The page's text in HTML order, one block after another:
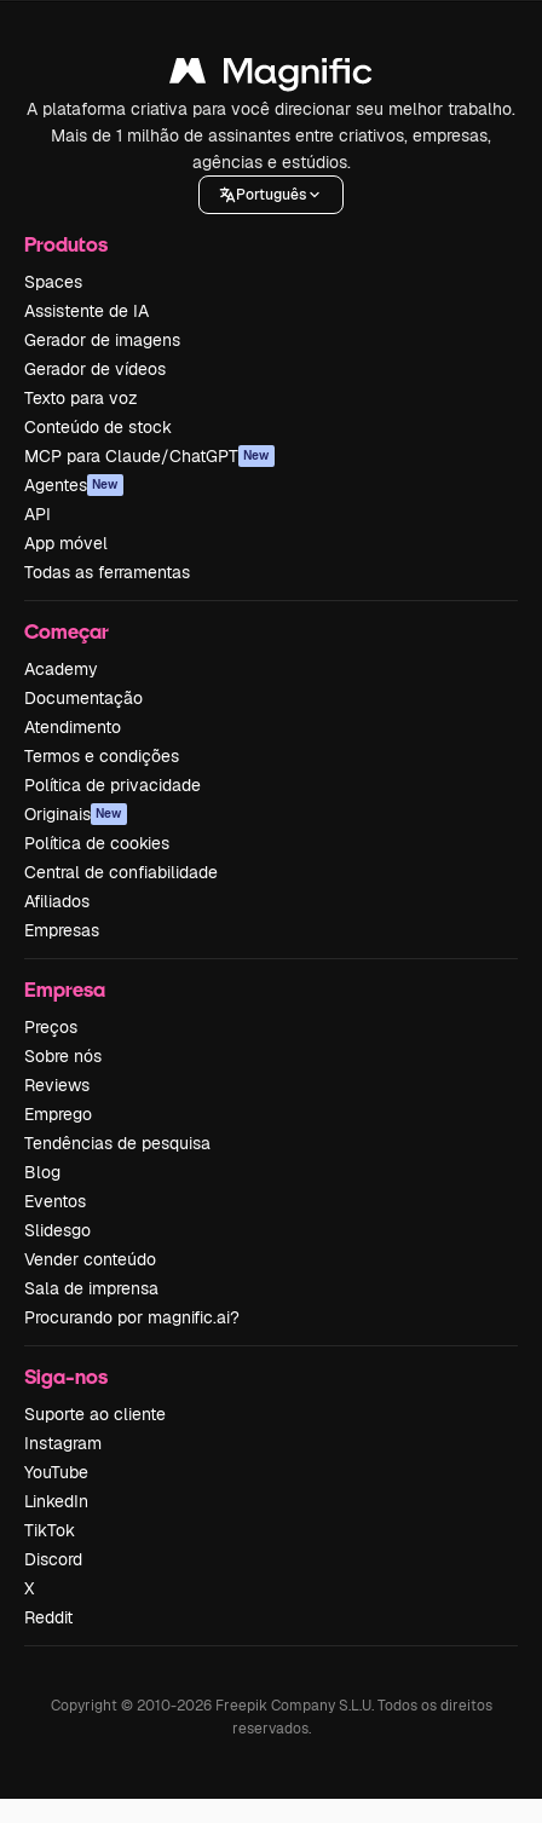
A plataforma criativa para você direcionar seu melhor trabalho.
Mais de 1 milhão de assinantes entre criativos, empresas,
agências e estúdios.
Português
Produtos
Spaces
Assistente de IA
Gerador de imagens
Gerador de vídeos
Texto para voz
Conteúdo de stock
MCP para Claude/ChatGPT New
Agentes New
API
App móvel
Todas as ferramentas
Começar
Academy
Documentação
Atendimento
Termos e condições
Política de privacidade
Originais New
Política de cookies
Central de confiabilidade
Afiliados
Empresas
Empresa
Preços
Sobre nós
Reviews
Emprego
Tendências de pesquisa
Blog
Eventos
Slidesgo
Vender conteúdo
Sala de imprensa
Procurando por magnific.ai?
Siga-nos
Suporte ao cliente
Instagram
YouTube
LinkedIn
TikTok
Discord
X
Reddit
Copyright © 2010-2026Freepik Company S.L.U. Todos os direitos
reservados.